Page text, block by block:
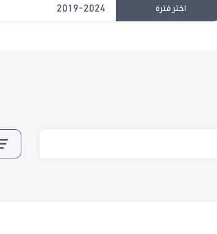
اختر فترة 2019-2024